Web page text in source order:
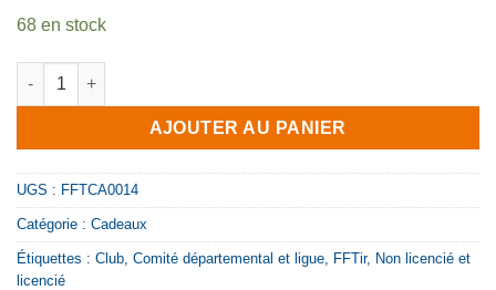
68 en stock
quantité de Mètre pliant FFTir
AJOUTER AU PANIER
UGS : FFTCA0014
Catégorie : Cadeaux
Étiquettes : Club Comité départemental et ligue FFTir, Non licencié et
licencié